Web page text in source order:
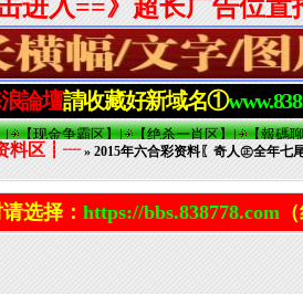
料区┋┈» 2015年六合彩资料〖奇人㊣全年七
选择： https://bbs.838778.com